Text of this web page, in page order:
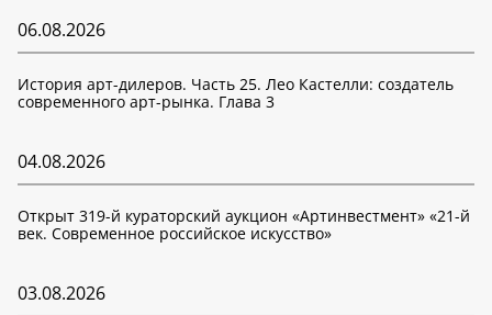
06.08.2026
История арт-дилеров. Часть 25. Лео Кастелли: создатель
современного арт-рынка. Глава 3
04.08.2026
Открыт 319-й кураторский аукцион «Артинвестмент» «21-й
век. Современное российское искусство»
03.08.2026